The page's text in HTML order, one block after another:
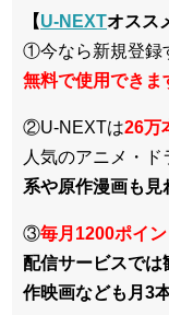
【U-NEXTオスス
①今なら新規登録
無料で使用できま
②U-NEXTは26万
人気のアニメ・ド
系や原作漫画も見
③毎月1200ポイ
配信サービスでは
作映画なども月3